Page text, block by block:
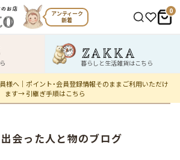
アンティーク
新着
0
暮らしと生活雑貨はこちら
様へ｜ポイント・会員登録情報そのままご利用いただけ
ます→ 引継ぎ手順はこちら
会った​人と​物の​ブログ